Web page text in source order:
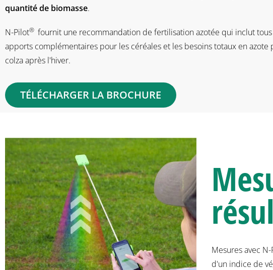
quantité de biomasse.
N-Pilot® fournit une recommandation de fertilisation azotée qui inclut
apports complémentaires pour les céréales et les besoins totaux en azote
colza après l'hiver.
TÉLÉCHARGER LA BROCHURE
Mesures avec
d'un indice de